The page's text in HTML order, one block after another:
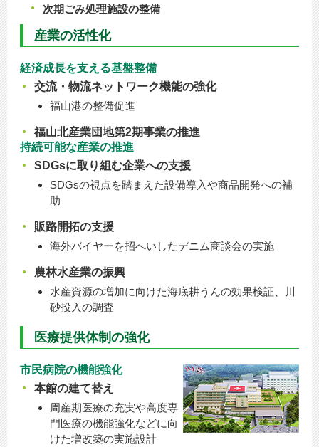
次期ごみ処理施設の整備
産業の活性化
経済成長を支える基盤整備
交流・物流ネットワーク機能の強化
福山港の整備促進
福山北産業団地第2期事業の推進
持続可能な産業の推進
SDGsに取り組む企業への支援
SDGsの視点を踏まえた設備導入や商品開発への補
助
販路開拓の支援
海外バイヤーを招へいしたデニム商談会の実施
農林水産業の振興
水産資源の増加に向けた海底耕うんの効果検証、川
砂投入の調査
医療提供体制の強化
市民病院の機能強化
本館の建て替え
周産期医療の充実や高度専
門医療の機能強化などに向
けた増改築の実施設計